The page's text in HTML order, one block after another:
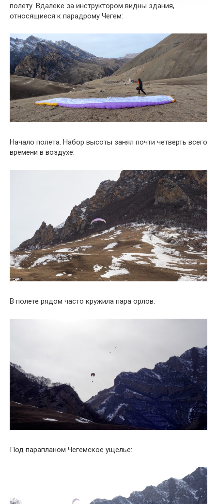
полету. Вдалеке за инструктором видны здания,
относящиеся к парадрому Чегем:
Начало полета. Набор высоты занял почти четверть всего
времени в воздухе:
В полете рядом часто кружила пара орлов:
Под парапланом Чегемское ущелье: